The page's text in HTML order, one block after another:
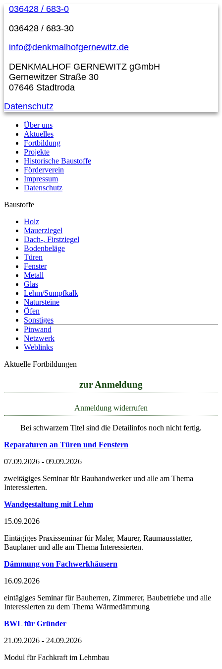
036428 / 683-0
036428 / 683-30
info@denkmalhofgernewitz.de
DENKMALHOF GERNEWITZ gGmbH
Gernewitzer Straße 30
07646 Stadtroda
Datenschutz
Über uns
Aktuelles
Fortbildung
Projekte
Historische Baustoffe
Förderverein
Impressum
Datenschutz
Baustoffe
Holz
Mauerziegel
Dach-, Firstziegel
Bodenbeläge
Türen
Fenster
Metall
Glas
Lehm/Sumpfkalk
Natursteine
Öfen
Sonstiges
Pinwand
Netzwerk
Weblinks
Aktuelle Fortbildungen
zur Anmeldung
Anmeldung widerrufen
Bei schwarzem Titel sind die Detailinfos noch nicht fertig.
Reparaturen an Türen und Fenstern
07.09.2026 - 09.09.2026
zweitägiges Seminar für Bauhandwerker und alle am Thema
Interessierten.
Wandgestaltung mit Lehm
15.09.2026
Eintägiges Praxisseminar für Maler, Maurer, Raumausstatter,
Bauplaner und alle am Thema Interessierten.
Dämmung von Fachwerkhäusern
16.09.2026
eintägiges Seminar für Bauherren, Zimmerer, Baubetriebe und alle
Interessierten zu dem Thema Wärmedämmung
BWL für Gründer
21.09.2026 - 24.09.2026
Modul für Fachkraft im Lehmbau